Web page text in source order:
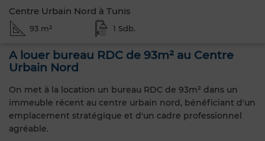
Centre Urbain Nord à Tunis
93 m² 1 Sdb.
A louer bureau RDC de 93m² au Centre
Urbain Nord
On met à la location un bureau RDC de 93m² dans un
immeuble récent au centre urbain nord, bénéficiant d'un
emplacement stratégique et d'un cadre professionnel
agréable.